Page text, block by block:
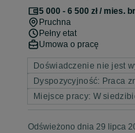
5 000 - 6 500 zł / mies.
Pruchna
Pełny etat
Umowa o pracę
Doświadczenie nie jest
Dyspozycyjność: Praca
Miejsce pracy: W
Odświeżono dnia 29 lipca